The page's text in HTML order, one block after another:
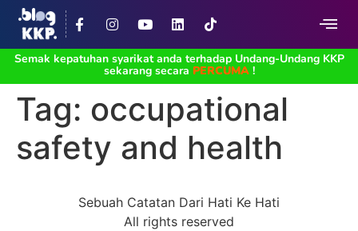
Semak kepatuhan syarikat anda terhadap Undang-Undang KKP
sekarang secara PERCUMA!
Tag: occupational
safety and health
Sebuah Catatan Dari Hati Ke Hati
All rights reserved